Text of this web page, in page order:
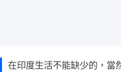
在印度生活不能缺少的，當